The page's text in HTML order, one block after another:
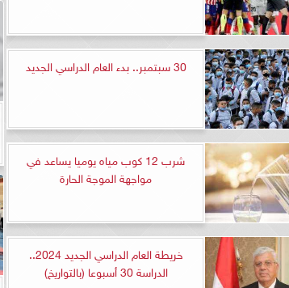
30 سبتمبر.. بدء العام الدراسي الجديد
شرب 12 كوب مياه يوميا يساعد في
مواجهة الموجة الحارة
خريطة العام الدراسي الجديد 2024..
الدراسة 30 أسبوعا (بالتواريخ)